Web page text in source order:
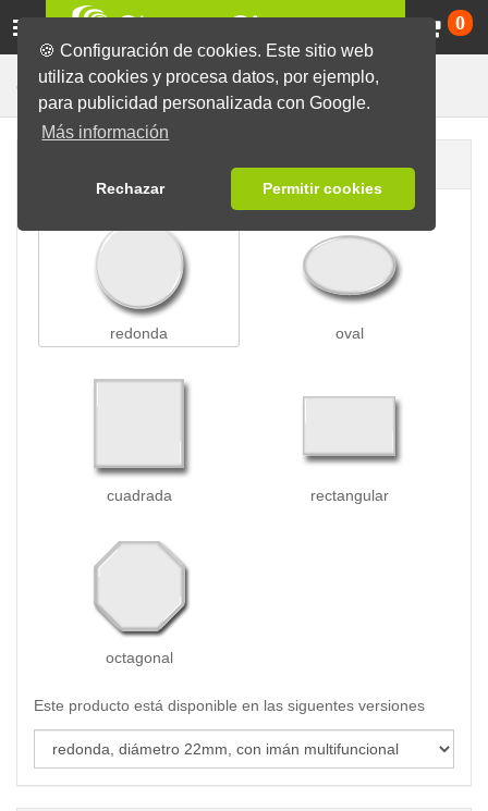
🍪 Configuración de cookies. Este sitio web
utiliza cookies y procesa datos, por ejemplo,
para publicidad personalizada con Google.
Más información
Rechazar Permitir cookies
0
Chapas Chapas con Imán Para Ropa
redonda oval
cuadrada rectangular
octagonal
Este producto está disponible en las siguentes versiones